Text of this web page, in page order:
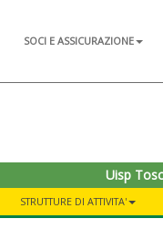
SOCI E ASSICURAZIONE
Uisp
STRUTTURE DI ATTIVITA'